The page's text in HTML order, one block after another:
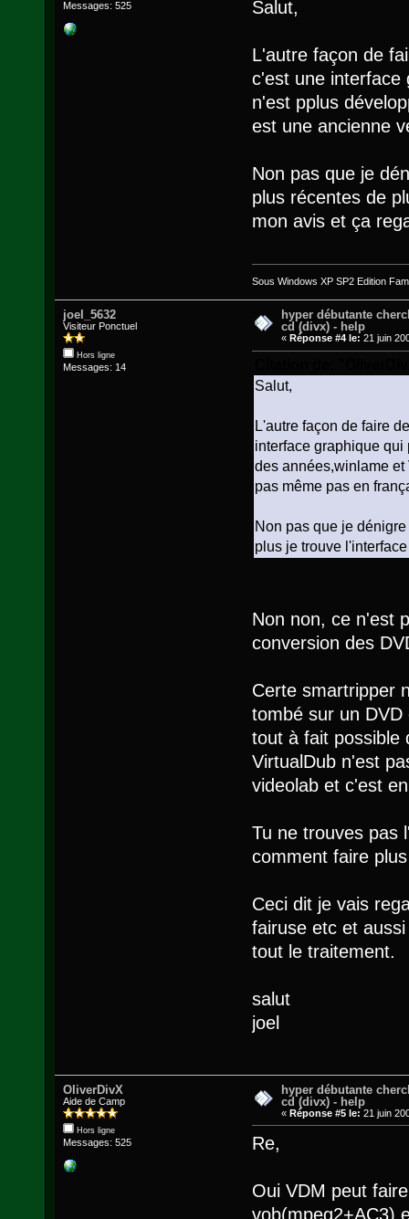
Messages: 525 Salut,
L'autre façon de
c'est une interface
n'est pplus
est une ancienne
Non pas que je
plus récentes de
mon avis et ça
Sous Windows XP SP2 Edition
joel_5632
Visiteur Ponctuel
Hors ligne
Messages: 14
hyper débutante
cd (divx) - help
« Réponse #4 le: 21 juin
Salut,
L'autre façon de faire
interface graphique
des années,winlame
pas même pas en
Non pas que je
plus je trouve
Non non, ce n'est
conversion des
Certe smartripper
tombé sur un
tout à fait possible
VirtualDub n'est
videolab et c'est
Tu ne trouves pas
comment faire
Ceci dit je vais
fairuse etc et
tout le traitement.
salut
joel
OliverDivX
Aide de Camp
Hors ligne
Messages: 525
hyper débutante
cd (divx) - help
«Réponse #5 le: 21 juin
Re,
Oui VDM peut
vob(mpeg2+AC3)